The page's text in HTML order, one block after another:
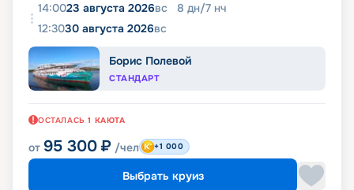
14:0023 августа 2026вс 8 дн/7 нч
12:3030 августа 2026вс
Борис Полевой
СТАНДАРТ
ОСТАЛАСЬ 1 КАЮТА
от 95 300 ₽ /чел +1 000
Выбрать круиз